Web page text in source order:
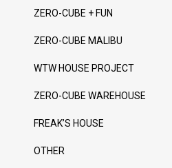
ZERO-CUBE + FUN
ZERO-CUBE MALIBU
WTW HOUSE PROJECT
ZERO-CUBE WAREHOUSE
FREAK’S HOUSE
OTHER